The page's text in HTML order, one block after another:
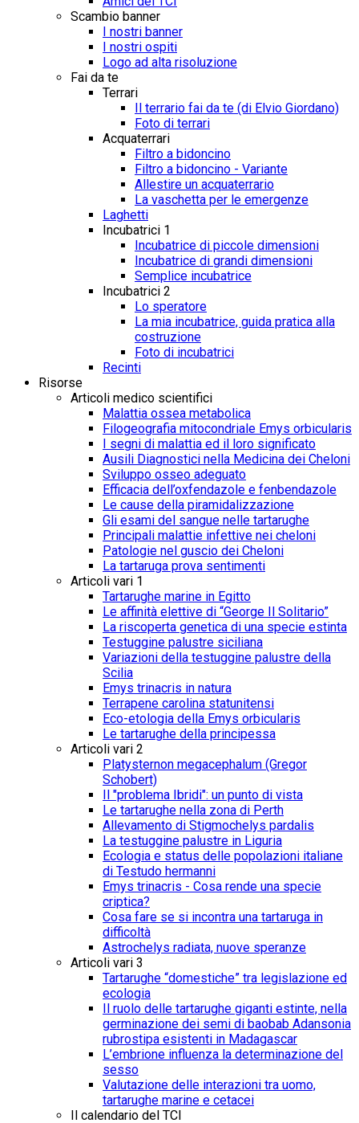
Scambio banner
I nostri banner
I nostri ospiti
Logo ad alta risoluzione
Fai da te
Terrari
Il terrario fai da te (di Elvio Giordano)
Foto di terrari
Acquaterrari
Filtro a bidoncino
Filtro a bidoncino - Variante
Allestire un acquaterrario
La vaschetta per le emergenze
Laghetti
Incubatrici 1
Incubatrice di piccole dimensioni
Incubatrice di grandi dimensioni
Semplice incubatrice
Incubatrici 2
Lo speratore
La mia incubatrice, guida pratica alla
costruzione
Foto di incubatrici
Recinti
Risorse
Articoli medico scientifici
Malattia ossea metabolica
Filogeografia mitocondriale Emys orbicularis
I segni di malattia ed il loro significato
Ausili Diagnostici nella Medicina dei Cheloni
Sviluppo osseo adeguato
Efficacia dell’oxfendazole e fenbendazole
Le cause della piramidalizzazione
Gli esami del sangue nelle tartarughe
Principali malattie infettive nei cheloni
Patologie nel guscio dei Cheloni
La tartaruga prova sentimenti
Articoli vari 1
Tartarughe marine in Egitto
Le affinità elettive di “George Il Solitario”
La riscoperta genetica di una specie estinta
Testuggine palustre siciliana
Variazioni della testuggine palustre della
Scilia
Emys trinacris in natura
Terrapene carolina statunitensi
Eco-etologia della Emys orbicularis
Le tartarughe della principessa
Articoli vari 2
Platysternon megacephalum (Gregor
Schobert)
Il "problema Ibridi": un punto di vista
Le tartarughe nella zona di Perth
Allevamento di Stigmochelys pardalis
La testuggine palustre in Liguria
Ecologia e status delle popolazioni italiane
di Testudo hermanni
Emys trinacris - Cosa rende una specie
criptica?
Cosa fare se si incontra una tartaruga in
difficoltà
Astrochelys radiata, nuove speranze
Articoli vari 3
Tartarughe “domestiche” tra legislazione ed
ecologia
Il ruolo delle tartarughe giganti estinte, nella
germinazione dei semi di baobab Adansonia
rubrostipa esistenti in Madagascar
L’embrione influenza la determinazione del
sesso
Valutazione delle interazioni tra uomo,
tartarughe marine e cetacei
Il calendario del TCI